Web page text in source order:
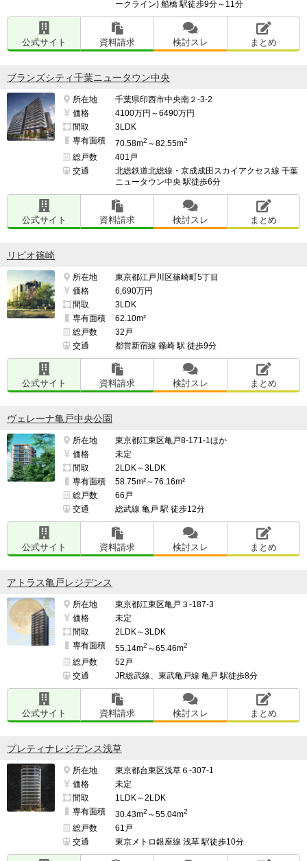
ークライン) 船橋 駅徒歩9分～11分
公式サイト 資料請求 検討スレ まとめ
ブランズシティ千葉ニュータウン中央
所在地
千葉県印西市中央南２-3-2
価格
4100万円～6490万円
間取
3LDK
専有面積
70.58m2 ～82.55m2
総戸数
401戸
交通
北総鉄道北総線・京成成田スカイアクセス線 千葉
ニュータウン中央 駅徒歩6分
公式サイト 資料請求 検討スレ まとめ
リビオ篠崎
所在地
東京都江戸川区篠崎町5丁目
価格
6,690万円
間取
3LDK
専有面積
62.10m²
総戸数
32戸
交通
都営新宿線 篠崎 駅 徒歩9分
公式サイト 資料請求 検討スレ まとめ
ヴェレーナ亀戸中央公園
所在地
東京都江東区亀戸8-171-1ほか
価格
未定
間取
2LDK～3LDK
専有面積
58.75m²～76.16m²
総戸数
66戸
交通
総武線 亀戸 駅 徒歩12分
公式サイト 資料請求 検討スレ まとめ
アトラス亀戸レジデンス
所在地
東京都江東区亀戸３-187-3
価格
未定
間取
2LDK～3LDK
専有面積
55.14m2 ～65.46m2
総戸数
52戸
交通
JR総武線、東武亀戸線 亀戸 駅徒歩8分
公式サイト 資料請求 検討スレ まとめ
プレティナレジデンス浅草
所在地
東京都台東区浅草６-307-1
価格
未定
間取
1LDK～2LDK
専有面積
30.43m2 ～55.04m2
総戸数
61戸
交通
東京メトロ銀座線 浅草 駅徒歩10分